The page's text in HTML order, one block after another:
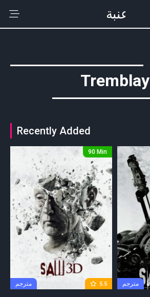
Tremblay
Recently Added
5.5 مترجم
90 Min
مترجم